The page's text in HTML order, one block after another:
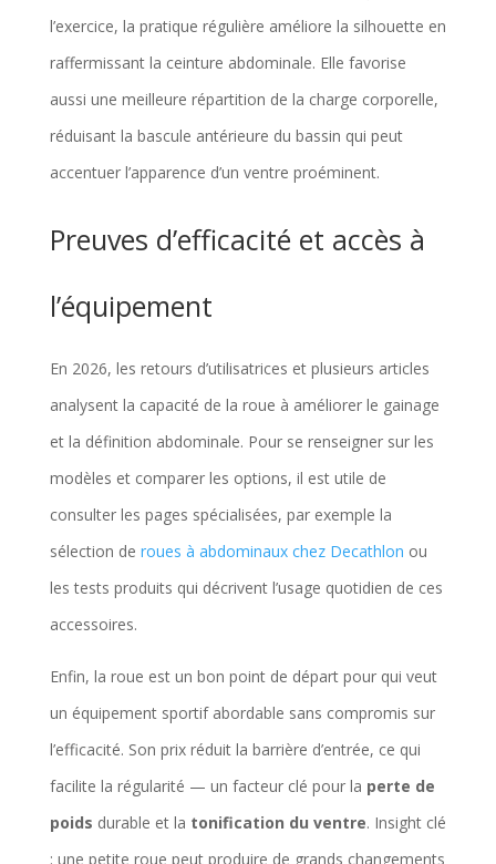
l’exercice, la pratique régulière améliore la silhouette en
raffermissant la ceinture abdominale. Elle favorise
aussi une meilleure répartition de la charge corporelle,
réduisant la bascule antérieure du bassin qui peut
accentuer l’apparence d’un ventre proéminent.
Preuves d’efficacité et accès à
l’équipement
En 2026, les retours d’utilisatrices et plusieurs articles
analysent la capacité de la roue à améliorer le gainage
et la définition abdominale. Pour se renseigner sur les
modèles et comparer les options, il est utile de
consulter les pages spécialisées, par exemple la
sélection de roues à abdominaux chez Decathlon ou
les tests produits qui décrivent l’usage quotidien de ces
accessoires.
Enfin, la roue est un bon point de départ pour qui veut
un équipement sportif abordable sans compromis sur
l’efficacité. Son prix réduit la barrière d’entrée, ce qui
facilite la régularité — un facteur clé pour la perte de
poids durable et la tonification du ventre. Insight clé
: une petite roue peut produire de grands changements